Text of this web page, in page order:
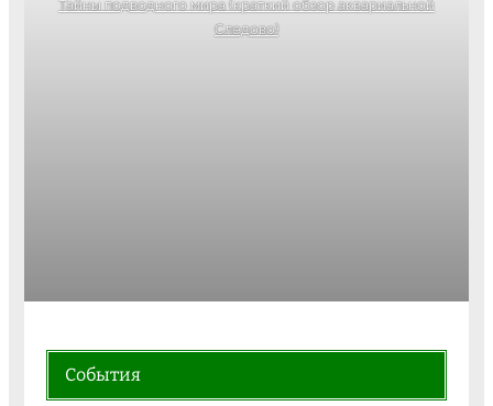
Тайны подводного мира (краткий обзор аквариальной
Следово)
События